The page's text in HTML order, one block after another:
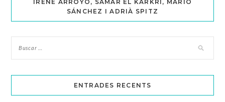
IRENE ARROYO, SAMAR EL KARKRI, MARIO
SÁNCHEZ I ADRIÀ SPITZ
ENTRADES RECENTS